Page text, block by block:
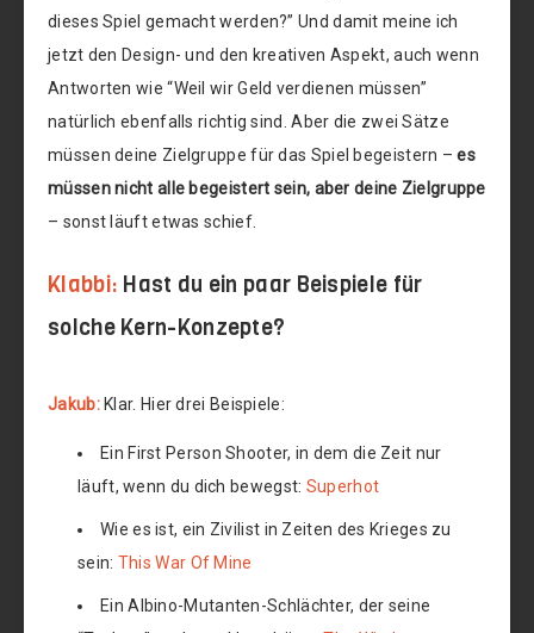
dieses Spiel gemacht werden?” Und damit meine ich
jetzt den Design- und den kreativen Aspekt, auch wenn
Antworten wie “Weil wir Geld verdienen müssen”
natürlich ebenfalls richtig sind. Aber die zwei Sätze
müssen deine Zielgruppe für das Spiel begeistern –es
müssen nicht alle begeistert sein, aber deine Zielgruppe
– sonst läuft etwas schief.
Klabbi: Hast du ein paar Beispiele für
solche Kern-Konzepte?
Jakub:Klar. Hier drei Beispiele:
Ein First Person Shooter, in dem die Zeit nur
läuft, wenn du dich bewegst: Superhot
Wie es ist, ein Zivilist in Zeiten des Krieges zu
sein: This War Of Mine
Ein Albino-Mutanten-Schlächter, der seine